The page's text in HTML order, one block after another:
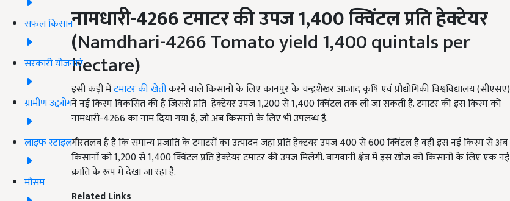
सफल किसान
सरकारी योजनाएं
ग्रामीण उद्द्योग
लाइफ स्टाइल
मौसम
नामधारी-4266टमाटर की उपज 1,400 क्विंटल प्रति हेक्टेयर
(Namdhari-4266 Tomato yield 1,400 quintals per
hectare)
इसी कड़ी मेंटमाटर की खेतीकरने वाले किसानों के लिए कानपुर के चन्द्रशेखर आजाद कृषि एवं प्रौद्योगिकी विश्वविद्यालय (सीएसए)
ने नई किस्म विकसित की है जिससे प्रति हेक्टेयर उपज 1,200 से 1,400 क्विंटल तक ली जा सकती है. टमाटर की इस किस्म को
नामधारी-4266 का नाम दिया गया है, जो अब किसानों के लिए भी उपलब्ध है.
गौरतलब है है कि समान्य प्रजाति के टमाटरों का उत्पादन जहां प्रति हेक्टयर उपज 400 से 600 क्विंटल है वहीं इस नई किस्म से अब
किसानों को 1,200 से 1,400 क्विंटल प्रति हेक्टेयर टमाटर की उपज मिलेगी. बागवानी क्षेत्र में इस खोज को किसानों के लिए एक नई
क्रांति के रूप में देखा जा रहा है.
Related Links